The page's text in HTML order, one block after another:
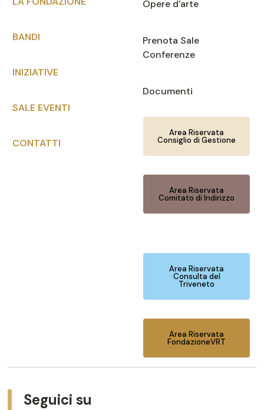
BANDI
INIZIATIVE
SALE EVENTI
CONTATTI
Opere d'arte
Prenota Sale
Conferenze
Documenti
Area Riservata
Consiglio di Gestione
Area Riservata
Comitato di Indirizzo
Area Riservata
Consulta del
Triveneto
Area Riservata
FondazioneVRT
Seguici su